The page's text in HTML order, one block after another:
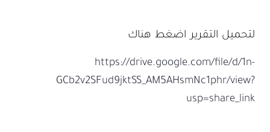
لتحميل التقرير اضغط هناك
https://drive.google.com/file/d/1n-
GCb2v2SFud9jktSS_AM5AHsmNc1phr/view?
usp=share_link